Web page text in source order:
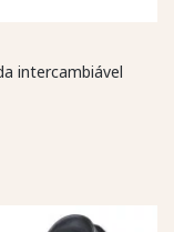
intercambiável